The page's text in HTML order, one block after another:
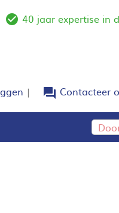
40 jaar expertise in
forum Contacteer